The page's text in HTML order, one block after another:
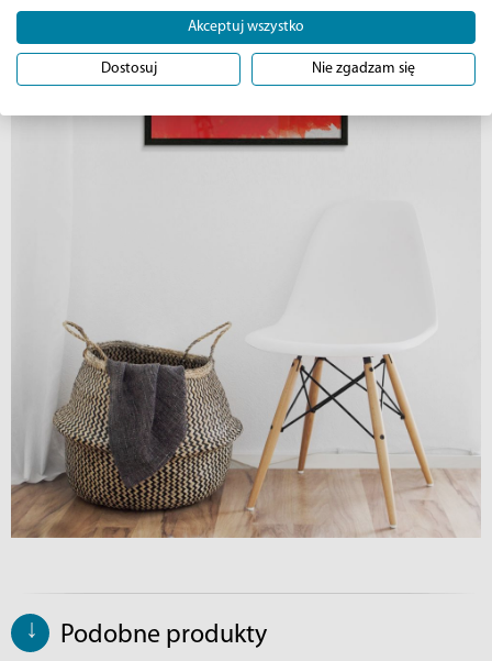
↓ Podobne produkty
Akceptuj wszystko
Dostosuj Nie zgadzam się